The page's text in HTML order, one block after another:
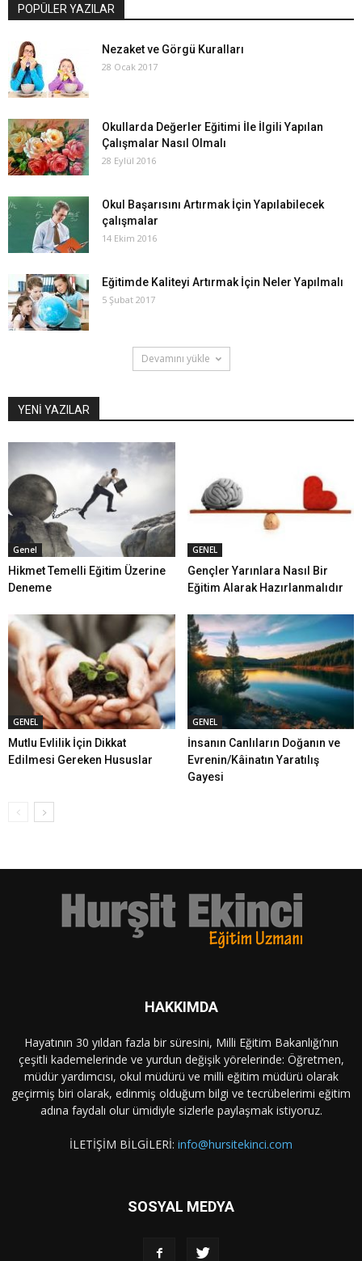
POPÜLER YAZILAR
Nezaket ve Görgü Kuralları
28 Ocak 2017
Okullarda Değerler Eğitimi İle İlgili Yapılan
Çalışmalar Nasıl Olmalı
28 Eylül 2016
Okul Başarısını Artırmak İçin Yapılabilecek
çalışmalar
14 Ekim 2016
Eğitimde Kaliteyi Artırmak İçin Neler Yapılmalı
5 Şubat 2017
Devamını yükle
YENİ YAZILAR
Genel
Hikmet Temelli Eğitim Üzerine
Deneme
GENEL
Gençler Yarınlara Nasıl Bir
Eğitim Alarak Hazırlanmalıdır
GENEL
Mutlu Evlilik İçin Dikkat
Edilmesi Gereken Hususlar
GENEL
İnsanın Canlıların Doğanın ve
Evrenin/Kâinatın Yaratılış
Gayesi
HAKKIMDA
Hayatının 30 yıldan fazla bir süresini, Milli Eğitim Bakanlığı’nın
çeşitli kademelerinde ve yurdun değişik yörelerinde: Öğretmen,
müdür yardımcısı, okul müdürü ve milli eğitim müdürü olarak
geçirmiş biri olarak, edinmiş olduğum bilgi ve tecrübelerimi eğitim
adına faydalı olur ümidiyle sizlerle paylaşmak istiyoruz.
İLETİŞİM BİLGİLERİ: info@hursitekinci.com
SOSYAL MEDYA